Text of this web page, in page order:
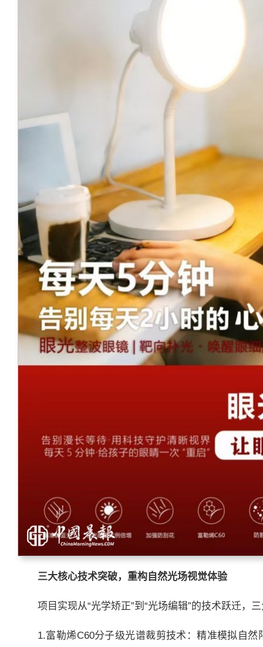
三大核心技术突破，重构自然光场视觉体验
项目实现从“光学矫正”到“光场编辑”的技术跃迁，
1.富勒烯C60分子级光谱裁剪技术：精准模拟自